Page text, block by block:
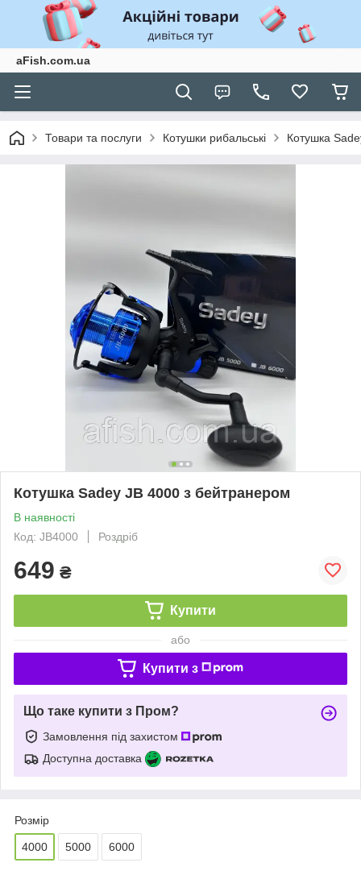
aFish.com.ua
Товари та послуги Котушки рибальські Котушка
Котушка Sadey JB 4000 з бейтранером
В наявності
Код: JB4000
Роздріб
649 ₴
Купити
або
Купити з
Що таке купити з Пром?
Замовлення під захистом
Доступна доставка
Розмір
4000 5000 6000